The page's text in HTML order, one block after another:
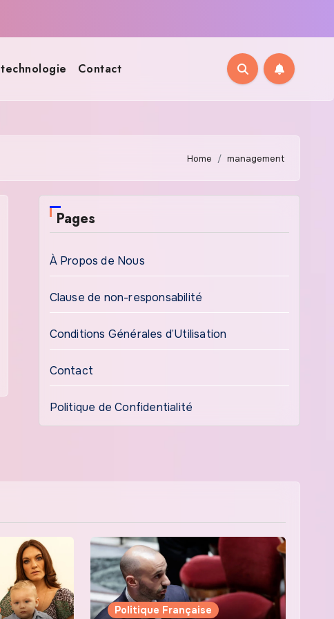
technologie Contact
Home management
Pages
À Propos de Nous
Clause de non-responsabilité
Conditions Générales d’Utilisation
Contact
Politique de Confidentialité
Politique Française